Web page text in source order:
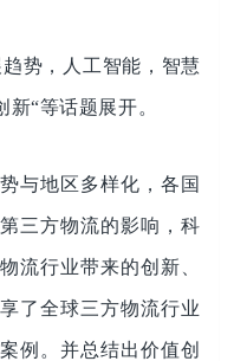
势，人工智能，智慧
“等话题展开。
与地区多样化，各国
三方物流的影响，科
流行业带来的创新、
了全球三方物流行业
例。并总结出价值创